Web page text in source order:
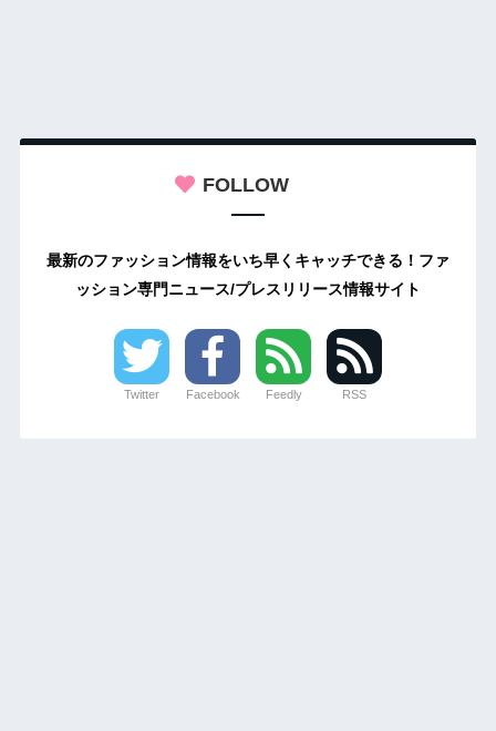
FOLLOW
最新のファッション情報をいち早くキャッチできる！ファ
ッション専門ニュース/プレスリリース情報サイト
Twitter Facebook Feedly RSS